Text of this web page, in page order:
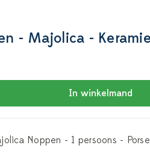
- Majolica -
In winkelmand
Noppen - 1 persoons -